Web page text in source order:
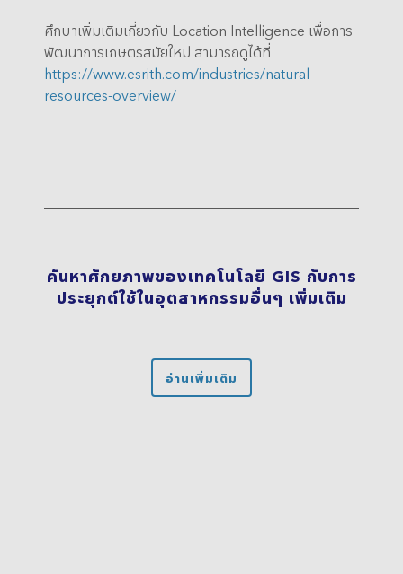
ศึกษาเพิ่มเติมเกี่ยวกับ Location Intelligence เพื่อการ
พัฒนาการเกษตรสมัยใหม่ สามารถดูได้ที่
https://www.esrith.com/industries/natural-
resources-overview/
ค้นหาศักยภาพของเทคโนโลยี GIS กับการ
ประยุกต์ใช้ในอุตสาหกรรมอื่นๆ เพิ่มเติม
อ่านเพิ่มเติม